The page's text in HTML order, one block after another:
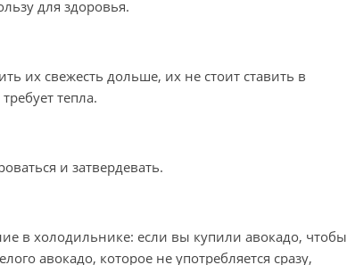
для здоровья.
их свежесть дольше, их не стоит ставить в
тепла.
и затвердевать.
в холодильнике: если вы купили авокадо, чтобы
авокадо, которое не употребляется сразу,